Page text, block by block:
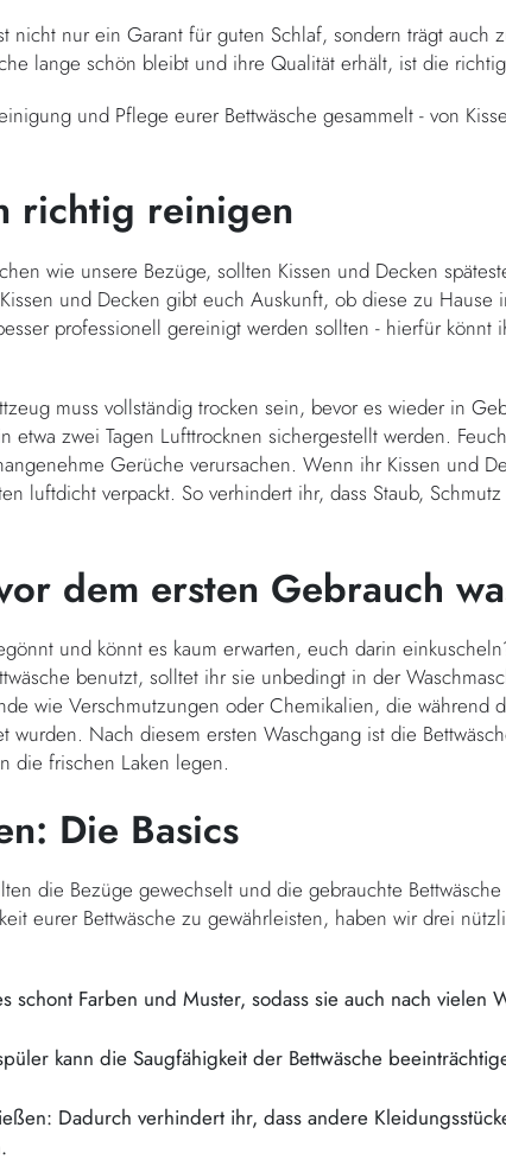
nicht nur ein Garant für guten Schlaf, sondern trägt auch
lange schön bleibt und ihre Qualität erhält, ist die
und Pflege eurer Bettwäsche gesammelt - von
richtig reinigen
wie unsere Bezüge, sollten Kissen und Decken
und Decken gibt euch Auskunft, ob diese zu Hause
professionell gereinigt werden sollten - hierfür könnt
muss vollständig trocken sein, bevor es wieder in
etwa zwei Tagen Lufttrocknen sichergestellt werden.
Gerüche verursachen. Wenn ihr Kissen und
luftdicht verpackt. So verhindert ihr, dass Staub,
dem ersten Gebrauch
und könnt es kaum erwarten, euch darin
benutzt, solltet ihr sie unbedingt in der
wie Verschmutzungen oder Chemikalien, die während
wurden. Nach diesem ersten Waschgang ist die
die frischen Laken legen.
Die Basics
die Bezüge gewechselt und die gebrauchte
eurer Bettwäsche zu gewährleisten, haben wir drei
schont Farben und Muster, sodass sie auch nach vielen
kann die Saugfähigkeit der Bettwäsche
Dadurch verhindert ihr, dass andere